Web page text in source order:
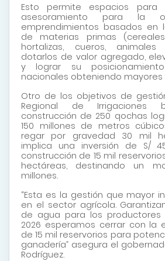
Esto permite espacios para
asesoramiento para la
emprendimientos basados en
de materias primas
hortalizas, cueros,
dotarlos de valor agregado,
y lograr su
nacionales obteniendo mayores
Otro de los objetivos de
Regional de
construcción de 250 qochas
150 millones de metros
regar por gravedad 30 mil
implica una inversión de S/
construcción de 15 mil
hectáreas, destinando un
millones.
“Esta es la gestión que mayor
en el sector agrícola.
de agua para los
2026 esperamos cerrar con la
de 15 mil reservorios para
ganadería” asegura el
Rodríguez.